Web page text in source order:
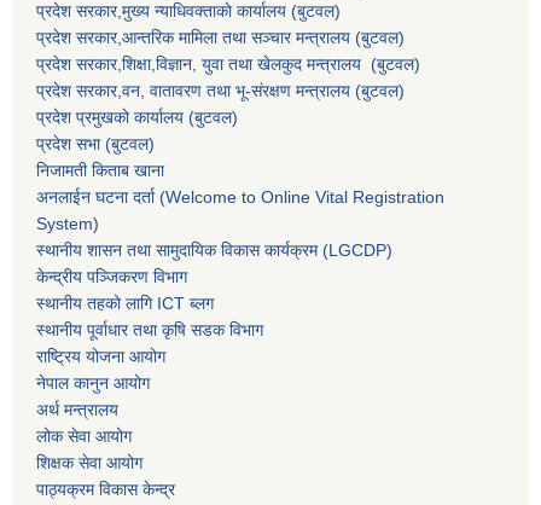
प्रदेश सरकार,मुख्य न्याधिवक्ताकाे कार्यालय (बुटवल)
प्रदेश सरकार,आन्तरिक मामिला तथा सञ्चार मन्त्रालय (बुटवल)
प्रदेश सरकार,शिक्षा,विज्ञान, युवा तथा खेलकुद मन्त्रालय (बुटवल)
प्रदेश सरकार,वन, वातावरण तथा भू-संरक्षण मन्त्रालय (बुटवल)
प्रदेश प्रमुखकाे कार्यालय (बुटवल)
प्रदेश सभा (बुटवल)
निजामती किताब खाना
अनलाईन घटना दर्ता (Welcome to Online Vital Registration
System)
स्थानीय शासन तथा सामुदायिक विकास कार्यक्रम (LGCDP)
केन्द्रीय पञ्जिकरण विभाग
स्थानीय तहको लागि ICT ब्लग
स्थानीय पूर्वाधार तथा कृषि सडक विभाग
राष्ट्रिय योजना आयोग
नेपाल कानुन आयोग
अर्थ मन्त्रालय
लोक सेवा आयोग
शिक्षक सेवा आयोग
पाठ्यक्रम विकास केन्द्र